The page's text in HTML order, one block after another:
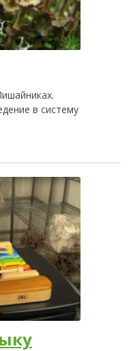
в систему